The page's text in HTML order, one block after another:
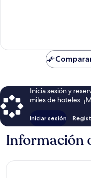
Inicia sesión y
miles de hoteles.
Iniciar sesión
Información